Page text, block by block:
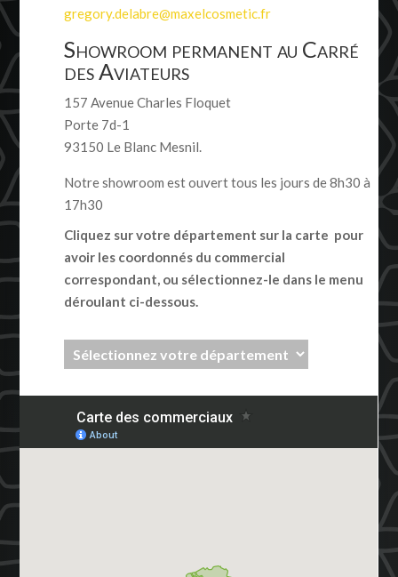
gregory.delabre@maxelcosmetic.fr
Showroom permanent au Carré
des Aviateurs
157 Avenue Charles Floquet
Porte 7d-1
93150 Le Blanc Mesnil.
Notre showroom est ouvert tous les jours de 8h30 à
17h30
Cliquez sur votre département sur la carte pour
avoir les coordonnés du commercial
correspondant, ou sélectionnez-le dans le menu
déroulant ci-dessous.